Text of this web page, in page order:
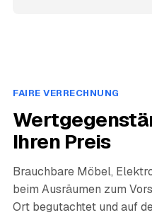
FAIRE VERRECHNUNG
Ihren Preis
Brauchbare Möbel,
beim Ausräumen zum
Ort begutachtet und auf